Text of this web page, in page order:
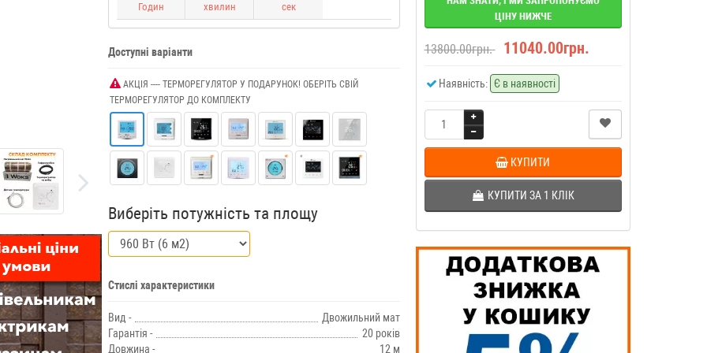
Годин хвилин сек
Доступні варіанти
АКЦІЯ ---- ТЕРМОРЕГУЛЯТОР У ПОДАРУНОК! ОБЕРІТЬ СВІЙ
ТЕРМОРЕГУЛЯТОР ДО КОМПЛЕКТУ
Виберіть потужність та площу
Стислі характеристики
Вид -
Двожильний мат
Гарантія -
20 років
Довжина -
12 м
ЦІНУ НИЖЧЕ
13800.00грн. 11040.00грн.
Наявність: Є в наявності
КУПИТИ
КУПИТИ ЗА 1 КЛIК